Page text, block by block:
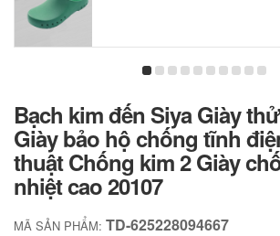
Bạch kim đến Siya Giày
Giày bảo hộ chống tĩnh
thuật Chống kim 2 Giày
nhiệt cao 20107
MÃ SẢN PHẨM: TD-625228094667